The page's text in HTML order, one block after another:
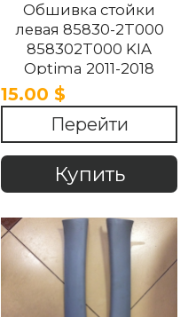
Обшивка стойки
левая 85830-2T000
858302T000 KIA
Optima 2011-2018
15.00 $
Перейти
Купить